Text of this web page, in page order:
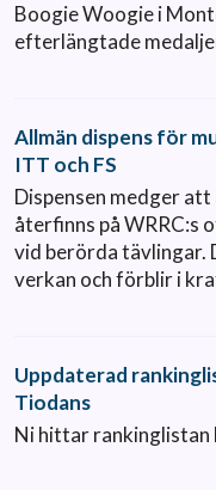
Boogie Woogie i
efterlängtade
Allmän dispens för
ITT och FS
Dispensen medger att
återfinns på WRRC:s
vid berörda tävlingar.
verkan och förblir i
Uppdaterad
Tiodans
Ni hittar rankinglistan